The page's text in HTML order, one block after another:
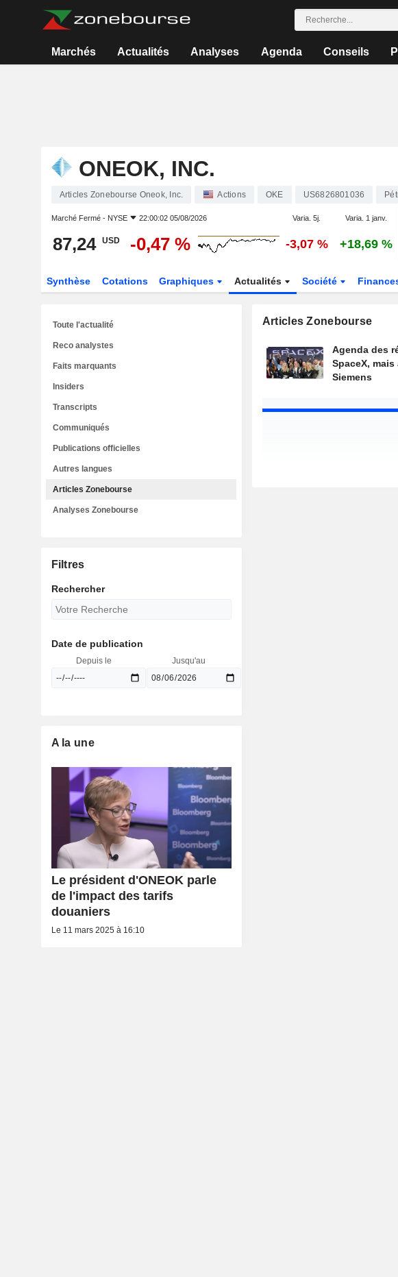
Marchés Actualités Analyses Agenda Conseils
ONEOK, INC.
Articles Zonebourse Oneok, Inc. Actions OKE US6826801036
Marché Fermé - NYSE 22:00:02 05/08/2026 Varia. 5j. Varia. 1 janv.
87,24 USD -0,47 % -3,07 % +18,69 %
Synthèse Cotations Graphiques Actualités Société
Articles Zonebourse
Agenda des
SpaceX,
Siemens
Toute l'actualité
Reco analystes
Faits marquants
Insiders
Transcripts
Communiqués
Publications officielles
Autres langues
Articles Zonebourse
Analyses Zonebourse
Filtres
Rechercher
Date de publication
Depuis le Jusqu'au
A la une
Le président d'ONEOK parle
de l'impact des tarifs
douaniers
Le 11 mars 2025 à 16:10